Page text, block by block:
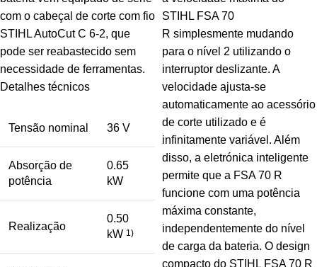
com o cabeçal de corte com fio
STIHL AutoCut C 6-2, que
pode ser reabastecido sem
necessidade de ferramentas.
Detalhes técnicos
Tensão nominal 36 V
Absorção de
potência
0.65
kW
Realização
0.50
kW 1)
STIHL FSA 70
R simplesmente mudando
para o nível 2 utilizando o
interruptor deslizante. A
velocidade ajusta-se
automaticamente ao acessório
de corte utilizado e é
infinitamente variável. Além
disso, a eletrónica inteligente
permite que a FSA 70 R
funcione com uma potência
máxima constante,
independentemente do nível
de carga da bateria. O design
compacto do STIHL FSA 70 R